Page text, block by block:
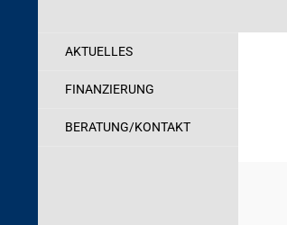
Behörde für Schule, Familie
AKTUELLES
FINANZIERUNG
BERATUNG/KONTAKT